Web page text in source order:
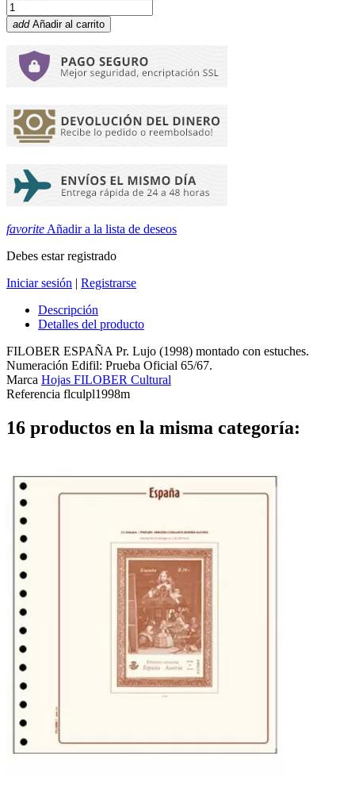
add Añadir al carrito
favorite Añadir a la lista de deseos
Debes estar registrado
Iniciar sesión | Registrarse
Descripción
Detalles del producto
FILOBER ESPAÑA Pr. Lujo (1998) montado con estuches.
Numeración Edifil: Prueba Oficial 65/67.
Marca Hojas FILOBER Cultural
Referencia flculpl1998m
16 productos en la misma categoría: